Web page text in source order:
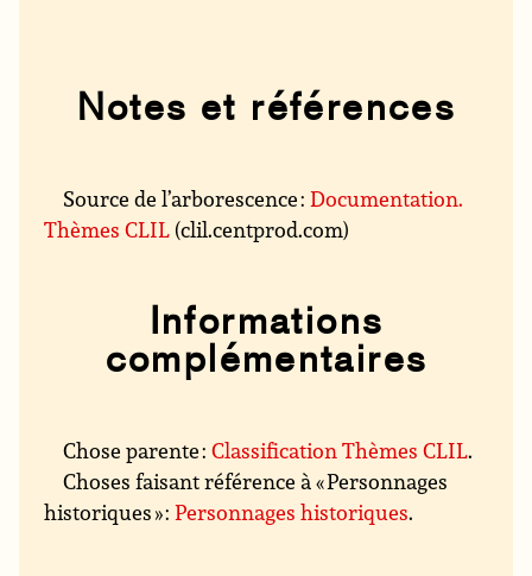
Notes et références
Source de l’arborescence :Documentation.
Thèmes CLIL (clil.centprod.com)
Informations
complémentaires
Chose parente :Classification Thèmes CLIL.
Choses faisant référence à « Personnages
historiques » :Personnages historiques.